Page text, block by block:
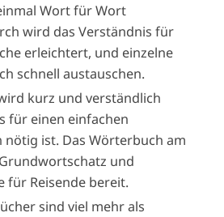
Wort für Wort
wird das Verständnis für
erleichtert, und einzelne
schnell austauschen.
kurz und verständlich
für einen einfachen
nötig ist. Das Wörterbuch am
und
für Reisende bereit.
sind viel mehr als